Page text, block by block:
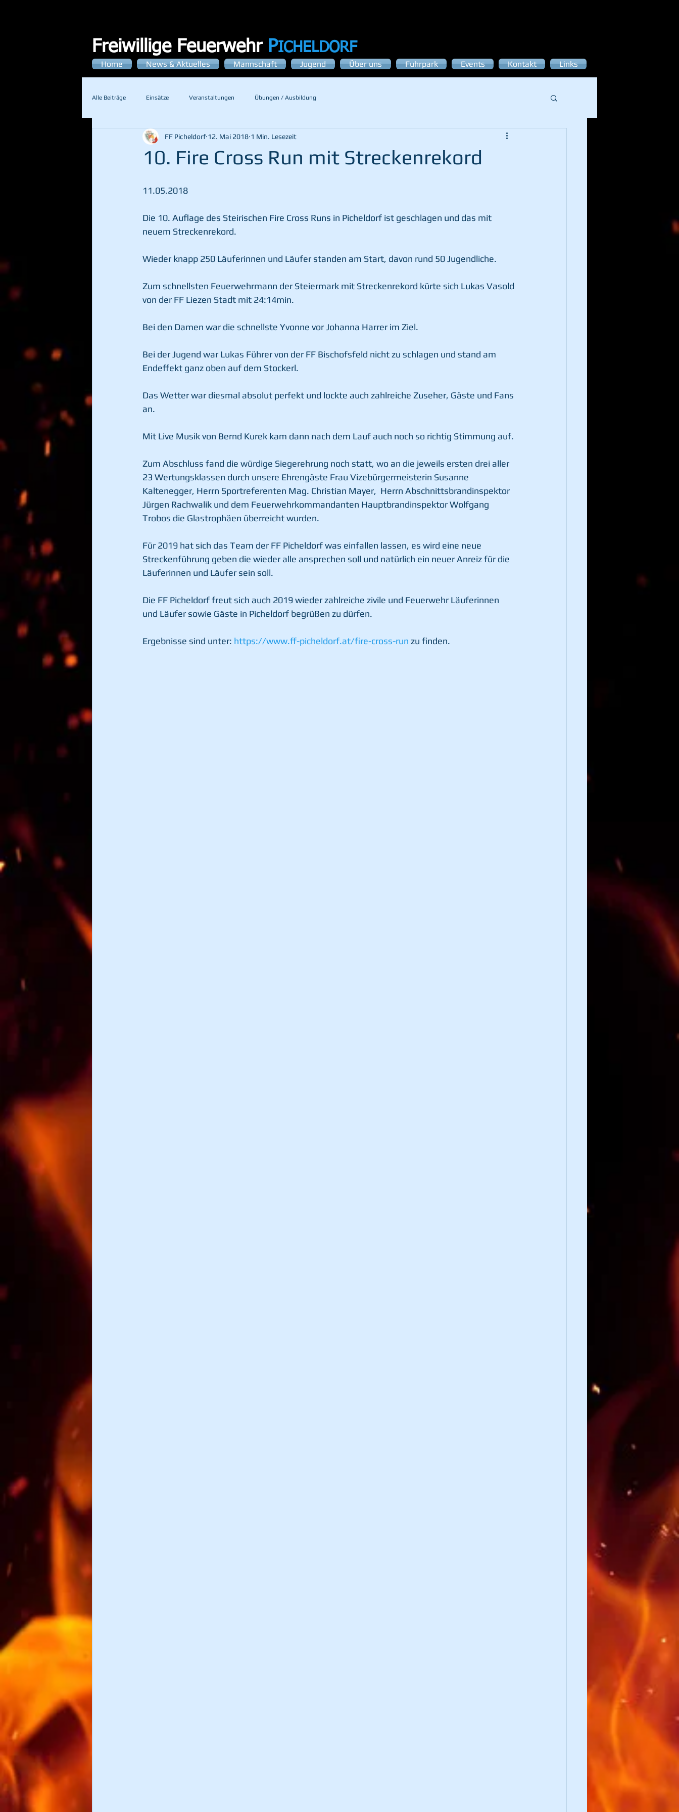
Freiwillige Feuerwehr PICHELDORF
Home News & Aktuelles Mannschaft Jugend Über uns Fuhrpark Events Kontakt Links
Alle Beiträge Einsätze Veranstaltungen Übungen / Ausbildung
10. Fire Cross Run mit Streckenrekord
FF Picheldorf 12. Mai 2018 1 Min. Lesezeit
11.05.2018
Die 10. Auflage des Steirischen Fire Cross Runs in Picheldorf ist geschlagen und das mit
neuem Streckenrekord.
Wieder knapp 250 Läuferinnen und Läufer standen am Start, davon rund 50 Jugendliche.
Zum schnellsten Feuerwehrmann der Steiermark mit Streckenrekord kürte sich Lukas Vasold
von der FF Liezen Stadt mit 24:14min.
Bei den Damen war die schnellste Yvonne vor Johanna Harrer im Ziel.
Bei der Jugend war Lukas Führer von der FF Bischofsfeld nicht zu schlagen und stand am
Endeffekt ganz oben auf dem Stockerl.
Das Wetter war diesmal absolut perfekt und lockte auch zahlreiche Zuseher, Gäste und Fans
an.
Mit Live Musik von Bernd Kurek kam dann nach dem Lauf auch noch so richtig Stimmung auf.
Zum Abschluss fand die würdige Siegerehrung noch statt, wo an die jeweils ersten drei aller
23 Wertungsklassen durch unsere Ehrengäste Frau Vizebürgermeisterin Susanne
Kaltenegger, Herrn Sportreferenten Mag. Christian Mayer,  Herrn Abschnittsbrandinspektor
Jürgen Rachwalik und dem Feuerwehrkommandanten Hauptbrandinspektor Wolfgang
Trobos die Glastrophäen überreicht wurden.
Für 2019 hat sich das Team der FF Picheldorf was einfallen lassen, es wird eine neue
Streckenführung geben die wieder alle ansprechen soll und natürlich ein neuer Anreiz für die
Läuferinnen und Läufer sein soll.
Die FF Picheldorf freut sich auch 2019 wieder zahlreiche zivile und Feuerwehr Läuferinnen
und Läufer sowie Gäste in Picheldorf begrüßen zu dürfen.
Ergebnisse sind unter: https://www.ff-picheldorf.at/fire-cross-run zu finden.